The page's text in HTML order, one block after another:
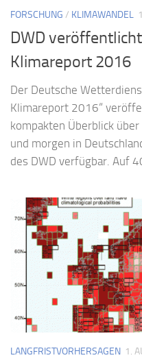
FORSCHUNG / KLIMAWANDEL
DWD
Klimareport 2016
Der Deutsche
Klimareport 2016“
kompakten Überblick
und morgen in
des DWD verfügbar. Auf
LANGFRISTVORHERSAGEN 1.